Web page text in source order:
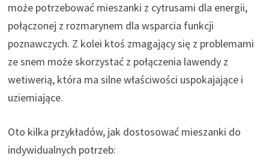
może potrzebować mieszanki z cytrusami dla energii,
połączonej z rozmarynem dla wsparcia funkcji
poznawczych. Z kolei ktoś zmagający się z problemami
ze snem może skorzystać z połączenia lawendy z
wetiwerią, która ma silne właściwości uspokajające i
uziemiające.
Oto kilka przykładów, jak dostosować mieszanki do
indywidualnych potrzeb: